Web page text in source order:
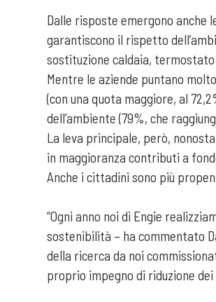
Dalle risposte emergono anche
garantiscono il rispetto
sostituzione caldaia,
Mentre le aziende puntano
(con una quota maggiore, al
dell’ambiente (79%, che
La leva principale, però,
in maggioranza contributi a
Anche i cittadini sono più
“Ogni anno noi di Engie
sostenibilità – ha commentato
della ricerca da noi
proprio impegno di riduzione